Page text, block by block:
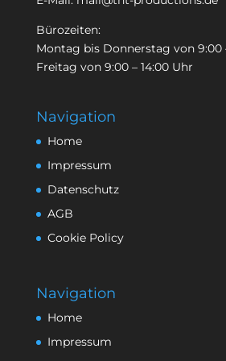
Bürozeiten:
Montag bis Donnerstag von 9:00
Freitag von 9:00 – 14:00 Uhr
Navigation
Home
Impressum
Datenschutz
AGB
Cookie Policy
Navigation
Home
Impressum